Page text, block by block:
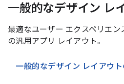
一般的なデザイン レ
最適なユーザー エクスペリエン
の汎用アプリ レイアウト。
一般的なデザイン レイアウ